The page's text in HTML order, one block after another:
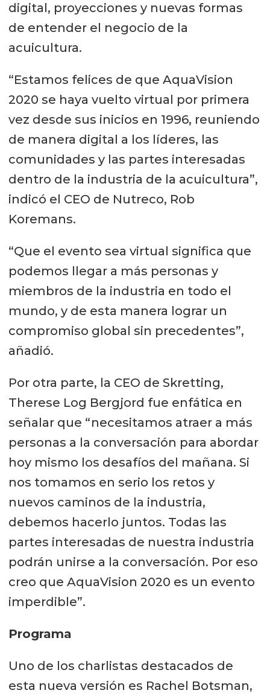
digital, proyecciones y nuevas formas
de entender el negocio de la
acuicultura.
“Estamos felices de que AquaVision
2020 se haya vuelto virtual por primera
vez desde sus inicios en 1996, reuniendo
de manera digital a los líderes, las
comunidades y las partes interesadas
dentro de la industria de la acuicultura”,
indicó el CEO de Nutreco, Rob
Koremans.
“Que el evento sea virtual significa que
podemos llegar a más personas y
miembros de la industria en todo el
mundo, y de esta manera lograr un
compromiso global sin precedentes”,
añadió.
Por otra parte, la CEO de Skretting,
Therese Log Bergjord fue enfática en
señalar que “necesitamos atraer a más
personas a la conversación para abordar
hoy mismo los desafíos del mañana. Si
nos tomamos en serio los retos y
nuevos caminos de la industria,
debemos hacerlo juntos. Todas las
partes interesadas de nuestra industria
podrán unirse a la conversación. Por eso
creo que AquaVision 2020 es un evento
imperdible”.
Programa
Uno de los charlistas destacados de
esta nueva versión es Rachel Botsman,